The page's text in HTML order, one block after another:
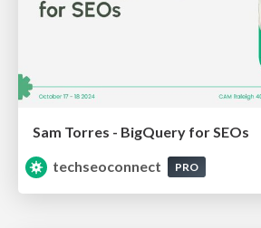
Sam Torres - BigQuery for SEOs
techseoconnect
PRO